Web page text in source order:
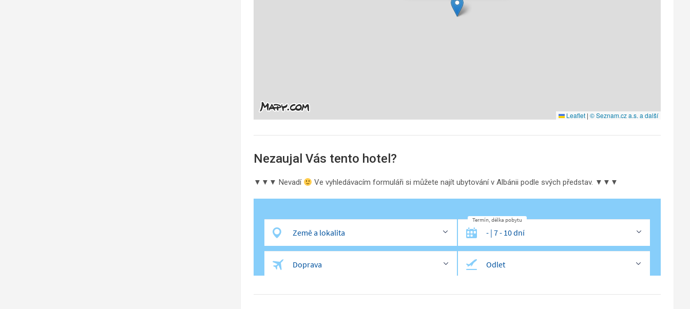
Leaflet | © Seznam.cz a.s. a další
Nezaujal Vás tento hotel?
▼▼▼ Nevadí Ve vyhledávacím formuláři si můžete najít ubytování v Albánii podle svých představ. ▼▼▼